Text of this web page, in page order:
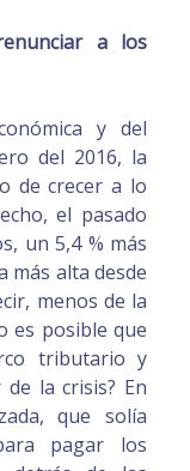
a los
y del
del 2016, la
de crecer a lo
el pasado
un 5,4 % más
más alta desde
menos de la
es posible que
tributario y
la crisis? En
que solía
pagar los